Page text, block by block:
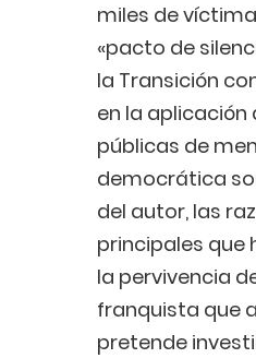
miles de
«pacto de
la Transición
en la aplicación
públicas de
democrática
del autor, las
principales que
la pervivencia
franquista que
pretende